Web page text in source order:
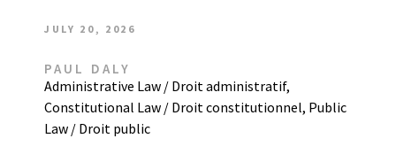
JULY 20, 2026
PAUL DALY
Administrative Law / Droit administratif,
Constitutional Law / Droit constitutionnel, Public
Law / Droit public